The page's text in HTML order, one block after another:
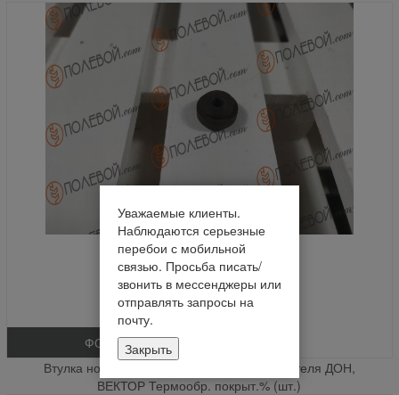
ФОТО
Втулка ножа (Д-30 мм) барабана измельчителя ДОН,
ВЕКТОР Термообр. покрыт.% (шт.)
Уважаемые клиенты.
Наблюдаются серьезные
перебои с мобильной
связью. Просьба писать/
звонить в мессенджеры или
отправлять запросы на
почту.
Закрыть